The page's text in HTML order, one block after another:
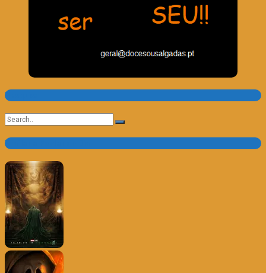
Pesquisa
Search
for:
Trailer e Poster do Dia